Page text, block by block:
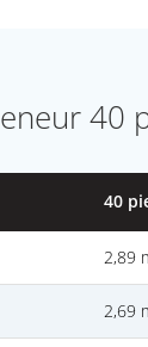
40
40
2,89
2,69